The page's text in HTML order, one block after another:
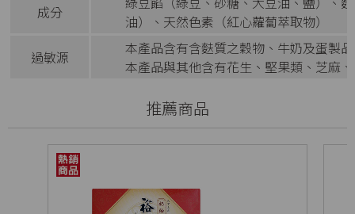
成分
油）、天然色素（紅心蘿蔔萃取物）
過敏源
本產品含有含麩質之穀物、牛奶及蛋製
本產品與其他含有花生、堅果類、芝麻
推薦商品